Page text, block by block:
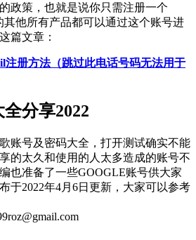
政策，也就是说你只需注册一个
其他所有产品都可以通过这个账号进
篇文章：
注册方法（跳过此电话号码无法用于
分享2022
账号及密码大全，打开测试确实不能
的太久和使用的人太多造成的账号不
也准备了一些GOOGLE账号供大家
于2022年4月6日更新，大家可以参考